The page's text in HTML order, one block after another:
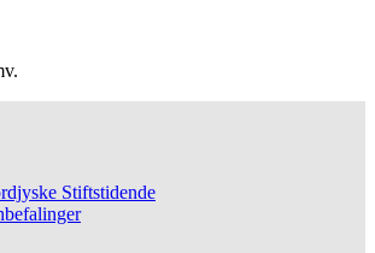
Stiftstidende